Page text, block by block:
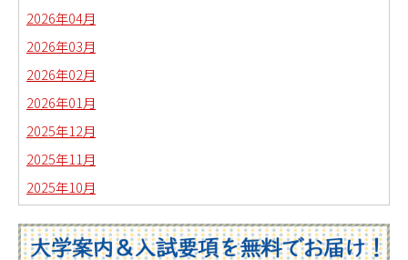
2026年04月
2026年03月
2026年02月
2026年01月
2025年12月
2025年11月
2025年10月
2025年08月